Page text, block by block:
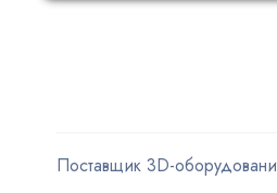
Поставщик 3D-